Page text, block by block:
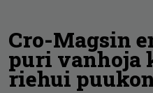
Cro-Magsin
puri vanhoja
riehui